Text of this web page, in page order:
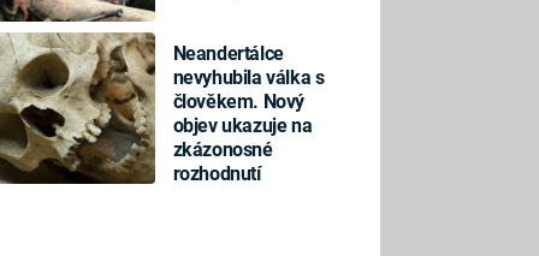
Neandertálce
nevyhubila válka s
člověkem. Nový
objev ukazuje na
zkázonosné
rozhodnutí